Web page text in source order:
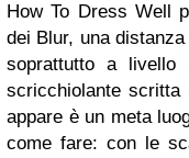
How To Dress Well
dei Blur, una
soprattutto a livello
scricchiolante scritta
appare è un meta
come fare: con le